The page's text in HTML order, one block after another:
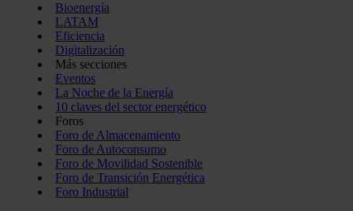
Bioenergía
LATAM
Eficiencia
Digitalización
Más secciones
Eventos
La Noche de la Energía
10 claves del sector energético
Foros
Foro de Almacenamiento
Foro de Autoconsumo
Foro de Movilidad Sostenible
Foro de Transición Energética
Foro Industrial